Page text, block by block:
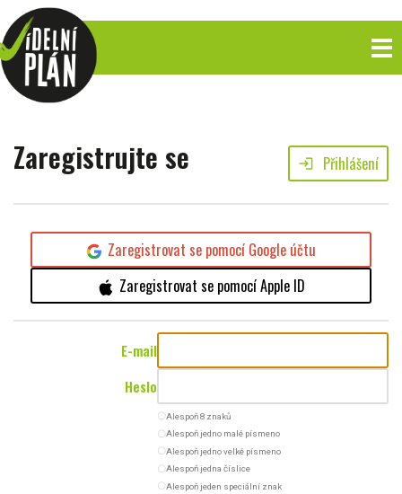
Zaregistrujte se login Přihlášení
Zaregistrovat se pomocí Google účtu
Zaregistrovat se pomocí Apple ID
E-mail
Heslo
radio_button_uncheckedAlespoň 8 znaků
radio_button_uncheckedAlespoň jedno malé písmeno
radio_button_uncheckedAlespoň jedno velké písmeno
radio_button_uncheckedAlespoň jedna číslice
radio_button_uncheckedAlespoň jeden speciální znak